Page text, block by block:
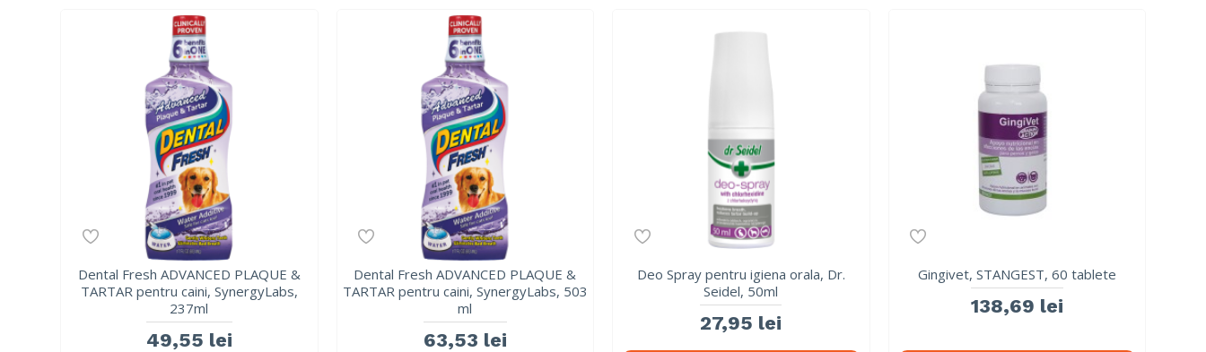
Dental Fresh ADVANCED PLAQUE &
TARTAR pentru caini, SynergyLabs,
237ml
49,55 lei
Dental Fresh ADVANCED PLAQUE &
TARTAR pentru caini, SynergyLabs, 503
ml
63,53 lei
Deo Spray pentru igiena orala, Dr.
Seidel, 50ml
27,95 lei
Gingivet, STANGEST, 60 tablete
138,69 lei